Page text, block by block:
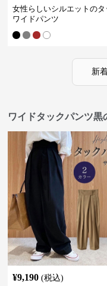
女性らしいシルエットのタ
ワイドパンツ
新
ワイドタックパンツ黒
¥9,190 (税込)